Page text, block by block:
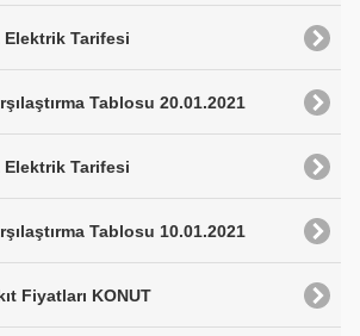
Elektrik Tarifesi
Tablosu 20.01.2021
Elektrik Tarifesi
Tablosu 10.01.2021
Fiyatları KONUT